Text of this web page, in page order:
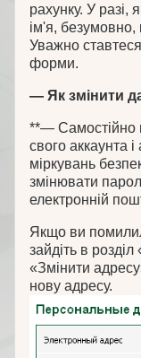
рахунку. У разі,
ім'я,
Уважно
форми.
— Як змінити
**— Самостійно
свого аккаунта
міркувань
змінювати
електронній
Якщо ви
зайдіть в
«Змінити
нову адресу.